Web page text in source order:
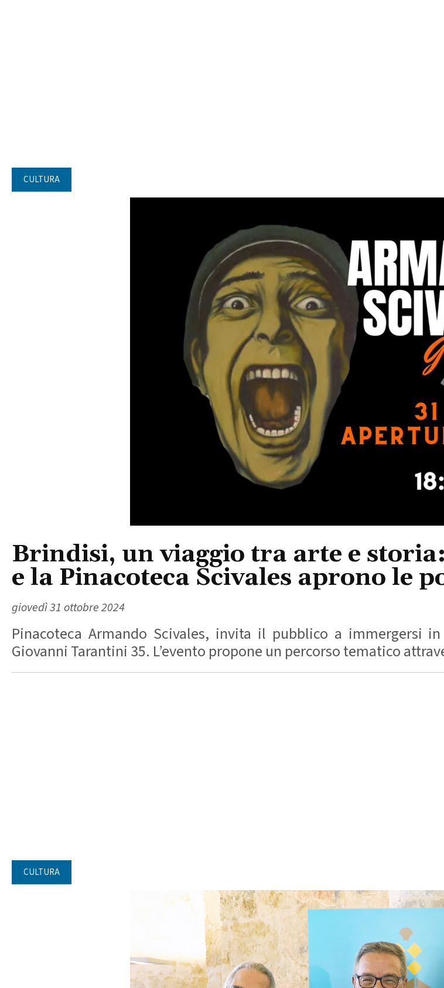
CULTURA
Brindisi, un viaggio tra arte e
e la Pinacoteca Scivales aprono le
giovedì 31 ottobre 2024
Pinacoteca Armando Scivales, invita il pubblico a immergersi
Giovanni Tarantini 35. L’evento propone un percorso tematico
CULTURA